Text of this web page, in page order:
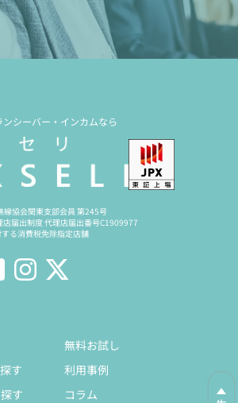
シーバー・インカムなら
線協会関東支部会員 第245号
店届出制度 代理店届出番号C1909977
る消費税免除指定店舗
す
す
無料お試し
利用事例
コラム